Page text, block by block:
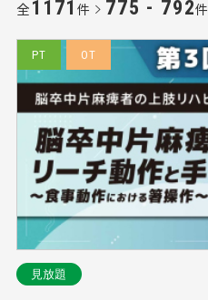
全1171件 775 - 792件
PT OT
見放題